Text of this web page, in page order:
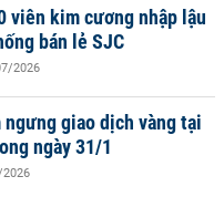
viên kim cương nhập lậu
bán lẻ SJC
2026
ngưng giao dịch vàng tại
ngày 31/1